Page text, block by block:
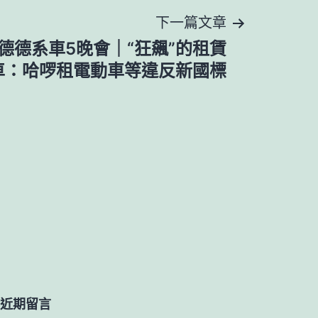
下一篇文章
德系車5晚會｜“狂飆”的租賃
哈啰租電動車等違反新國標
近期留言